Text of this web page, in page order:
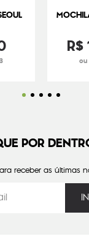
R$
ou
POR
receber as últimas